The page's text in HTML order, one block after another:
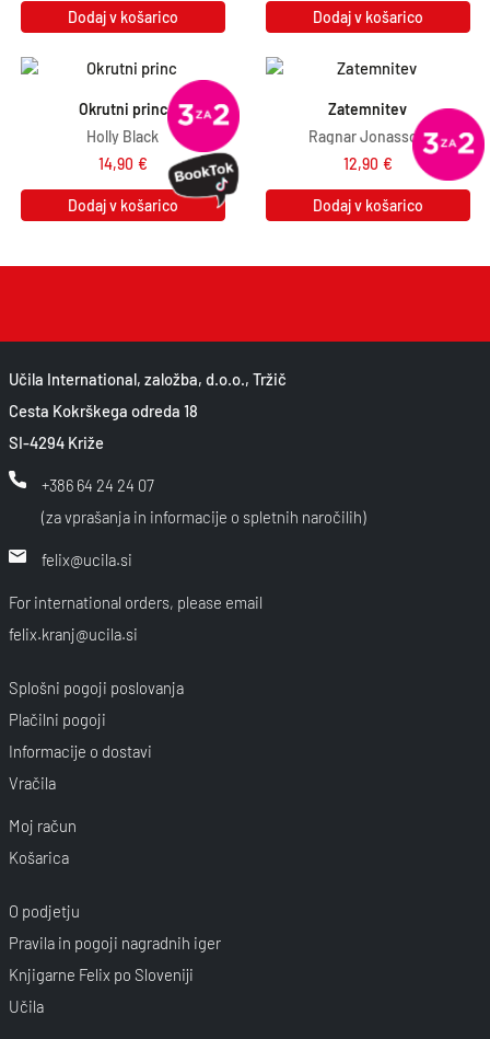
Dodaj v košarico Dodaj v košarico
Okrutni princ
Holly Black
14,90 €
Dodaj v košarico
Zatemnitev
Ragnar Jonasson
12,90 €
Dodaj v košarico
Učila International, založba, d.o.o., Tržič
Cesta Kokrškega odreda 18
SI-4294 Križe
+386 64 24 24 07
(za vprašanja in informacije o spletnih naročilih)
felix@ucila.si
For international orders, please email
felix.kranj@ucila.si
Splošni pogoji poslovanja
Plačilni pogoji
Informacije o dostavi
Vračila
Moj račun
Košarica
O podjetju
Pravila in pogoji nagradnih iger
Knjigarne Felix po Sloveniji
Učila